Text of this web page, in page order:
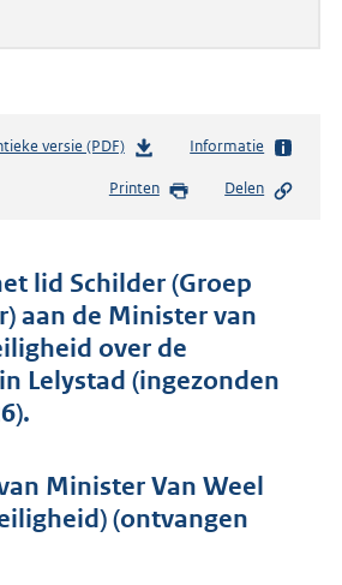
versie (PDF)b
s
n
d
s
g
r
e
:
Informatie
Printen Delen
lid Schilder (Groep
aan de Minister van
over de
Lelystad (ingezonden
Minister Van Weel
(ontvangen